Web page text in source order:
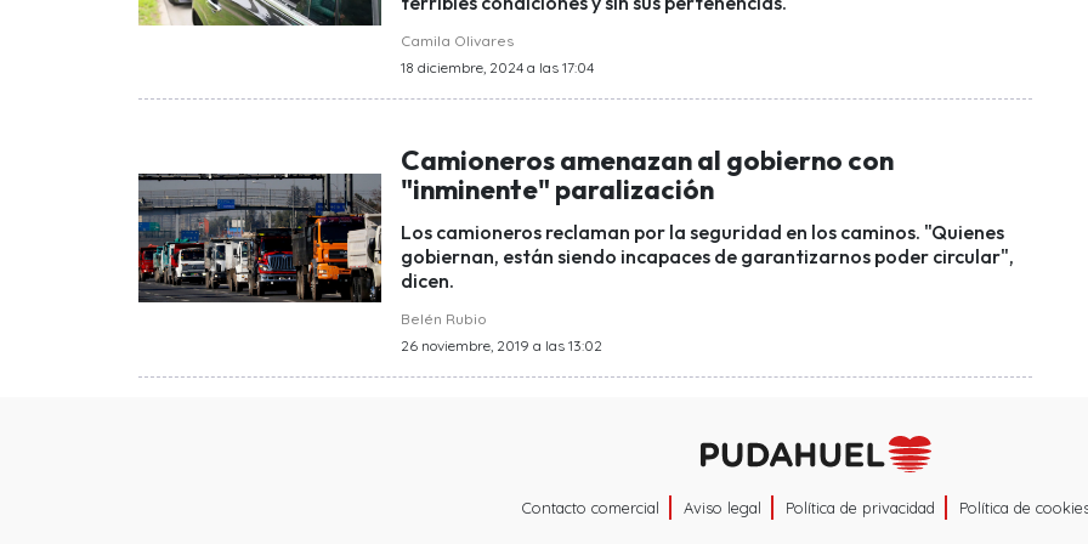
Camila Olivares
18 diciembre, 2024 a las 17:04
Camioneros amenazan al gobierno con
"inminente" paralización
Los camioneros reclaman por la seguridad en los caminos. "Quienes
gobiernan, están siendo incapaces de garantizarnos poder circular",
dicen.
Belén Rubio
26 noviembre, 2019 a las 13:02
Contacto comercial Aviso legal Política de privacidad Política de